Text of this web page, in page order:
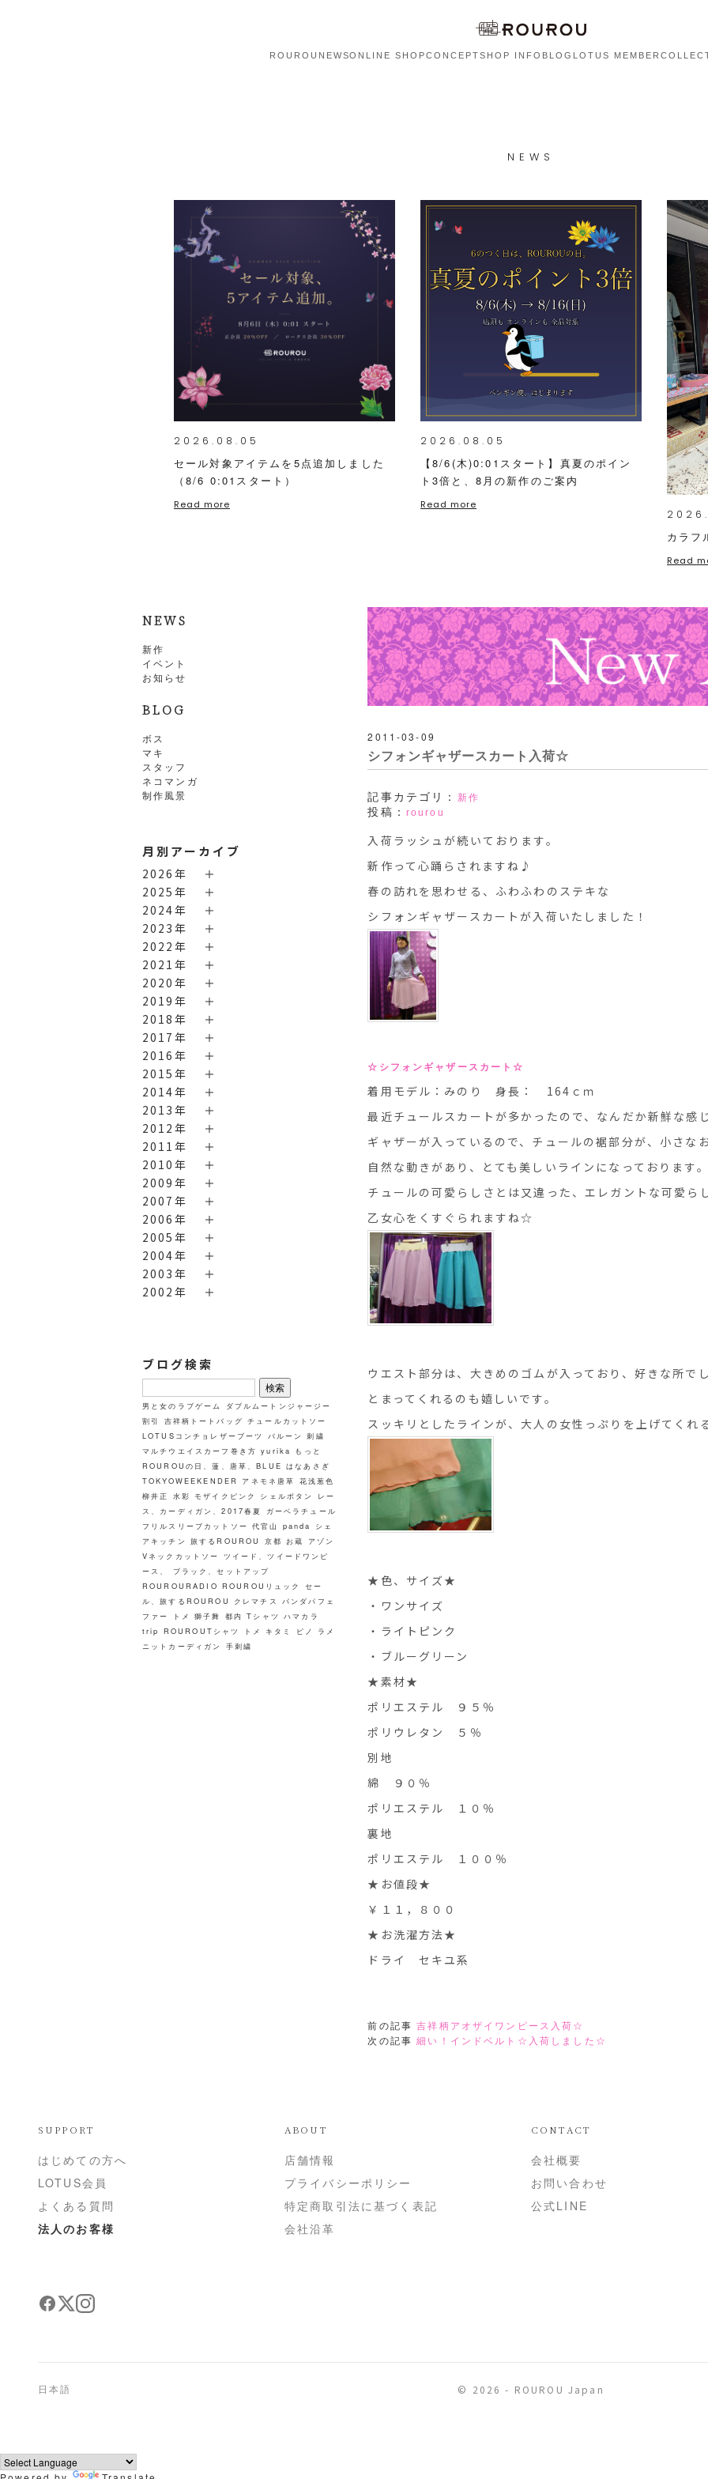
ROUROU NEWSONLINE SHOPCONCEPTSHOP INFO BLOG LOTUS MEMBER
NEWS
2026.08.05
セール対象アイテムを5点追加しました
（8/6 0:01スタート）
Read more
2026.08.05
【8/6(木)0:01スタート】真夏のポイン
ト3倍と、8月の新作のご案内
Read more
カラフ
Read
NEWS
新作
イベント
お知らせ
BLOG
ボス
マキ
スタッフ
ネコマンガ
制作風景
月別アーカイブ
2026年
2025年
2024年
2023年
2022年
2021年
2020年
2019年
2018年
2017年
2016年
2015年
2014年
2013年
2012年
2011年
2010年
2009年
2007年
2006年
2005年
2004年
2003年
2002年
ブログ検索
検
索:
男と女のラブゲーム
ダブルムートンジャージー
割引
吉祥柄トートバッグ チュールカットソー
LOTUSコンチョレザーブーツ
バルーン 刺繍
マルチウエイスカーフ巻き方 yurika もっと
ROUROUの日、蓮、唐草、BLUE はなあさぎ
TOKYOWEEKENDER アネモネ唐草 花浅葱色
柳井正 水彩 モザイクピンク シェルボタン
レー
ス、カーディガン、2017春夏
ガーベラチュール
フリルスリーブカットソー 代官山 panda
シェ
アキッチン 旅するROUROU 京都 お蔵
アゾン
Vネックカットソー ツイード、ツイードワンピ
ース、
ブラック、セットアップ
ROUROURADIO ROUROUリュック
セー
ル、旅するROUROU
クレマチス パンダパフェ
ファー
トメ 獅子舞 都内 Tシャツ ハマカラ
trip ROUROUTシャツ トメ キタミ ピノ
ラメ
ニットカーディガン
手刺繍
2011-03-09
シフォンギャザースカート入荷☆
記事カテゴリ： 新作
投稿： rourou
入荷ラッシュが続いております。
新作って心踊らされますね♪
春の訪れを思わせる、ふわふわのステキな
シフォンギャザースカートが入荷いたしました！
☆シフォンギャザースカート☆
着用モデル：みのり 身長： 164ｃｍ
最近チュールスカートが多かったので、なんだか新鮮な感
ギャザーが入っているので、チュールの裾部分が、小さな
自然な動きがあり、とても美しいラインになっております。
チュールの可愛らしさとは又違った、エレガントな可愛ら
乙女心をくすぐられますね☆
ウエスト部分は、大きめのゴムが入っており、好きな所で
とまってくれるのも嬉しいです。
スッキリとしたラインが、大人の女性っぷりを上げてくれ
★色、サイズ★
・ワンサイズ
・ライトピンク
・ブルーグリーン
★素材★
ポリエステル ９５％
ポリウレタン ５％
別地
綿 ９０％
ポリエステル １０％
裏地
ポリエステル １００％
★お値段★
￥１１，８００
★お洗濯方法★
ドライ セキユ系
前の記事吉祥柄アオザイワンピース入荷☆
次の記事細い！インドベルト☆入荷しました☆
SUPPORT
はじめての方へ
LOTUS会員
よくある質問
法人のお客様
ABOUT
店舗情報
プライバシーポリシー
特定商取引法に基づく表記
会社沿革
CONTACT
会社概要
お問い合わせ
公式LINE
日本語 © 2026 - ROUROU Japan